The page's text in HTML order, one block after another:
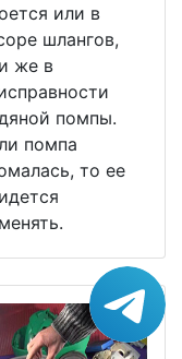
или в
шлангов,
же в
помпы.
помпа
то ее